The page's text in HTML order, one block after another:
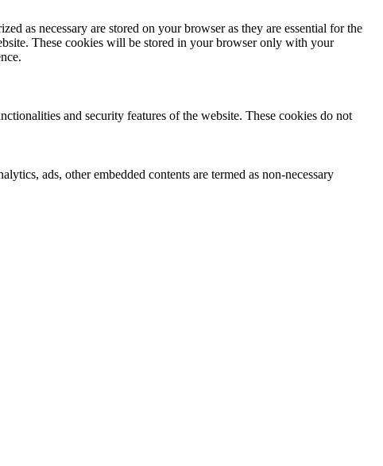
as necessary are stored on your browser as they are essential for the
These cookies will be stored in your browser only with your
and security features of the website. These cookies do not
ads, other embedded contents are termed as non-necessary